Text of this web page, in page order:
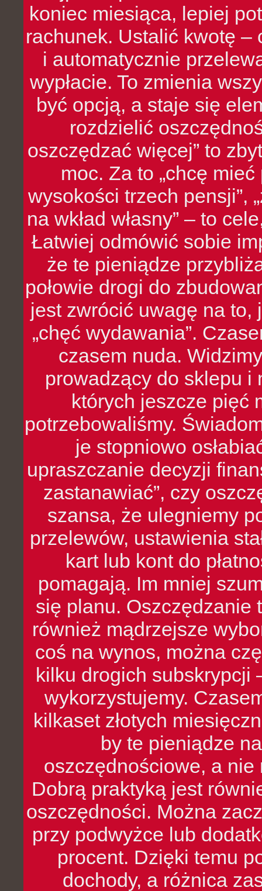
koniec miesiąca, lepiej
rachunek. Ustalić kwotę
i automatycznie
wypłacie. To zmienia
być opcją, a staje się
rozdzielić
oszczędzać więcej” to
moc. Za to „chcę
wysokości trzech pensji”,
na wkład własny” – to
Łatwiej odmówić sobie
że te pieniądze
połowie drogi do
jest zwrócić uwagę na to,
„chęć wydawania”.
czasem nuda.
prowadzący do sklepu i
których jeszcze pięć
potrzebowaliśmy.
je stopniowo
upraszczanie decyzji
zastanawiać”, czy
szansa, że ulegniemy
przelewów, ustawienia
kart lub kont do
pomagają. Im mniej
się planu. Oszczędzanie
również mądrzejsze
coś na wynos, można
kilku drogich subskrypcji
wykorzystujemy.
kilkaset złotych
by te pieniądze
oszczędnościowe, a nie
Dobrą praktyką jest
oszczędności. Można
przy podwyżce lub
procent. Dzięki temu
dochody, a różnica